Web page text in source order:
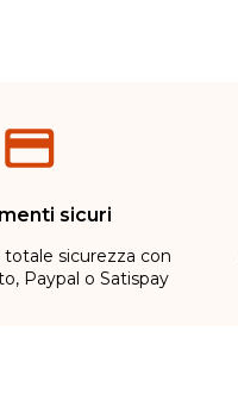
sicuri
totale sicurezza con
Paypal o Satispay